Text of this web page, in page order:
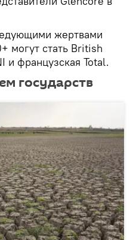
жертвами
могут стать British
и французская Total.
государств